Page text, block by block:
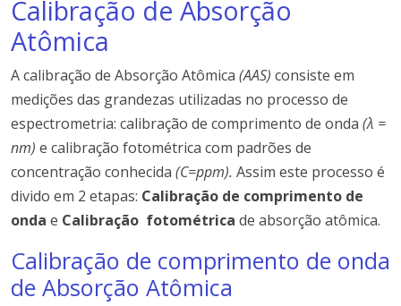
Calibração de Absorção
Atômica
A calibração de Absorção Atômica (AAS) consiste em
medições das grandezas utilizadas no processo de
espectrometria: calibração de comprimento de onda (λ =
nm) e calibração fotométrica com padrões de
concentração conhecida (C=ppm). Assim este processo é
divido em 2 etapas: Calibração de comprimento de
onda e Calibração fotométrica de absorção atômica.
Calibração de comprimento de onda
de Absorção Atômica